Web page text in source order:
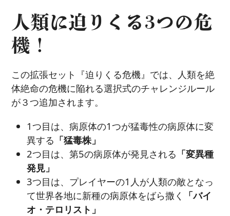
人類に迫りくる3つの危
機！
この拡張セット『迫りくる危機』では、人類を絶
体絶命の危機に陥れる選択式のチャレンジルール
が３つ追加されます。
1つ目は、病原体の1つが猛毒性の病原体に変
異する 「猛毒株」
2つ目は、第5の病原体が発見される 「変異種
発見」
3つ目は、プレイヤーの1人が人類の敵となっ
て世界各地に新種の病原体をばら撒く
「バイ
オ・テロリスト」